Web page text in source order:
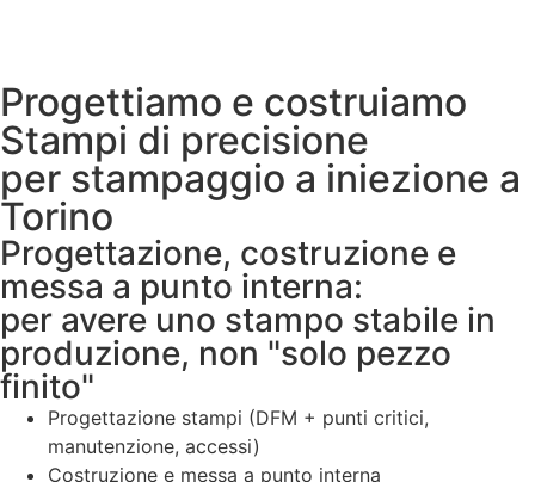
Progettiamo e costruiamo
Stampi di precisione
per stampaggio a iniezione a
Torino
Progettazione, costruzione e
messa a punto interna:
per avere uno stampo stabile in
produzione, non "solo pezzo
finito"
Progettazione stampi (DFM + punti critici,
manutenzione, accessi)
Costruzione e messa a punto interna